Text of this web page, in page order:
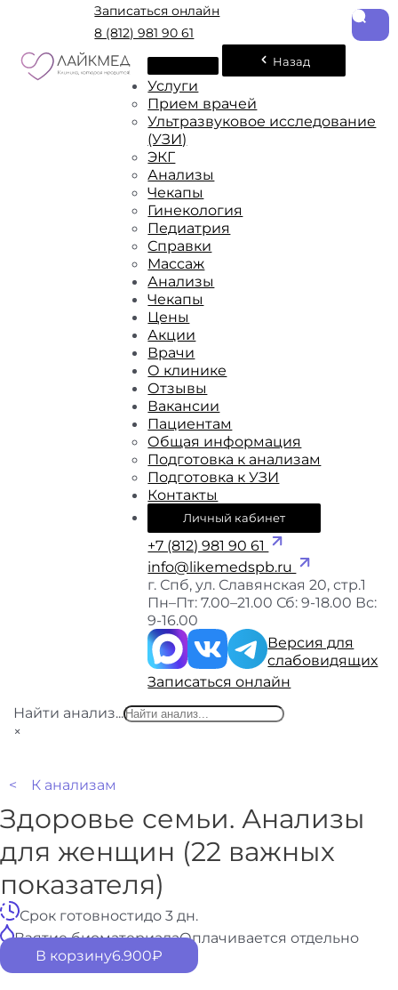
Записаться онлайн
8 (812) 981 90 61
Назад
Услуги
Прием врачей
Ультразвуковое исследование
(УЗИ)
ЭКГ
Анализы
Чекапы
Гинекология
Педиатрия
Справки
Массаж
Анализы
Чекапы
Цены
Акции
Врачи
О клинике
Отзывы
Вакансии
Пациентам
Общая информация
Подготовка к анализам
Подготовка к УЗИ
Контакты
Личный кабинет
+7 (812) 981 90 61
info@likemedspb.ru
г. Спб, ул. Славянская 20, стр.1
Пн–Пт: 7.00–21.00 Сб: 9-18.00 Вс:
9-16.00
Версия для
слабовидящих
Записаться онлайн
Найти анализ...
×
< К анализам
Здоровье семьи. Анализы
для женщин (22 важных
показателя)
Срок готовностидо 3 дн.
Взятие биоматериалаОплачивается отдельно
В корзину6.900₽